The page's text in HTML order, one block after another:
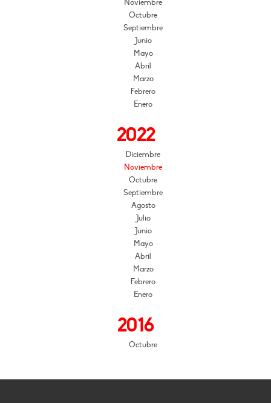
Noviembre
Octubre
Septiembre
Junio
Mayo
Abril
Marzo
Febrero
Enero
2022
Diciembre
Noviembre
Octubre
Septiembre
Agosto
Julio
Junio
Mayo
Abril
Marzo
Febrero
Enero
2016
Octubre